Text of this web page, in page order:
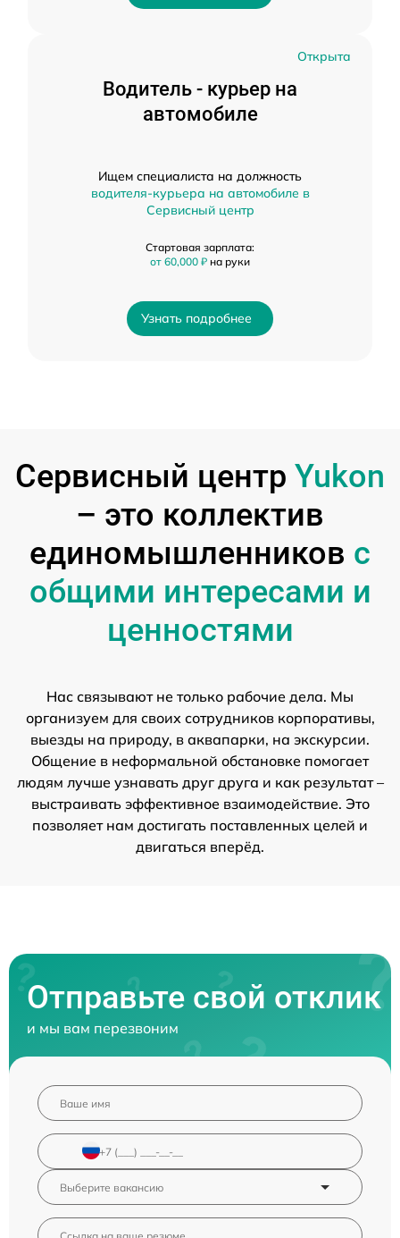
Открыта
Водитель - курьер на
автомобиле
Ищем специалиста на должность
водителя-курьера на автомобиле в
Сервисный центр
Стартовая зарплата:
от 60,000 ₽ на руки
Узнать подробнее
Сервисный центр Yukon
– это коллектив
единомышленников с
общими интересами и
ценностями
Нас связывают не только рабочие дела. Мы
организуем для своих сотрудников корпоративы,
выезды на природу, в аквапарки, на экскурсии.
Общение в неформальной обстановке помогает
людям лучше узнавать друг друга и как результат –
выстраивать эффективное взаимодействие. Это
позволяет нам достигать поставленных целей и
двигаться вперёд.
Отправьте свой отклик
и мы вам перезвоним